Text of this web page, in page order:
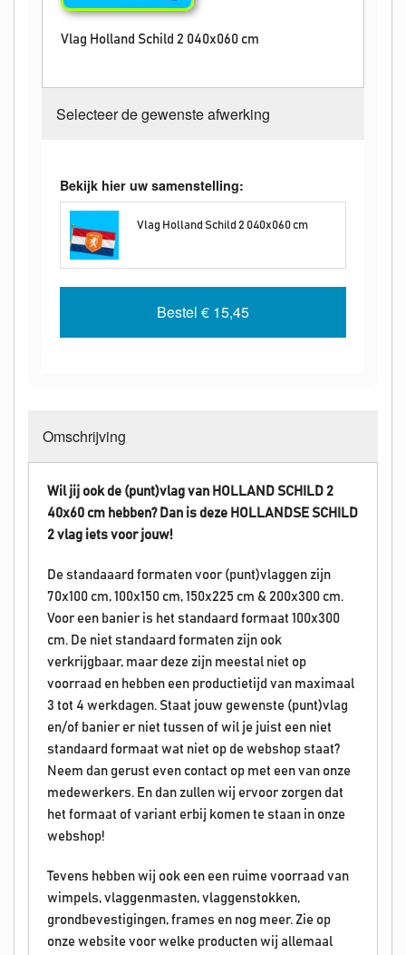
Vlag Holland Schild 2 040x060 cm
Selecteer de gewenste afwerking
Bekijk hier uw samenstelling:
Vlag Holland Schild 2 040x060 cm
Bestel € 15,45
Omschrijving
Wil jij ook de (punt)vlag van HOLLAND SCHILD 2
40x60 cm hebben? Dan is deze HOLLANDSE SCHILD
2 vlag iets voor jouw!
De standaaard formaten voor (punt)vlaggen zijn
70x100 cm, 100x150 cm, 150x225 cm & 200x300 cm.
Voor een banier is het standaard formaat 100x300
cm. De niet standaard formaten zijn ook
verkrijgbaar, maar deze zijn meestal niet op
voorraad en hebben een productietijd van maximaal
3 tot 4 werkdagen. Staat jouw gewenste (punt)vlag
en/of banier er niet tussen of wil je juist een niet
standaard formaat wat niet op de webshop staat?
Neem dan gerust even contact op met een van onze
medewerkers. En dan zullen wij ervoor zorgen dat
het formaat of variant erbij komen te staan in onze
webshop!
Tevens hebben wij ook een een ruime voorraad van
wimpels, vlaggenmasten, vlaggenstokken,
grondbevestigingen, frames en nog meer. Zie op
onze website voor welke producten wij allemaal